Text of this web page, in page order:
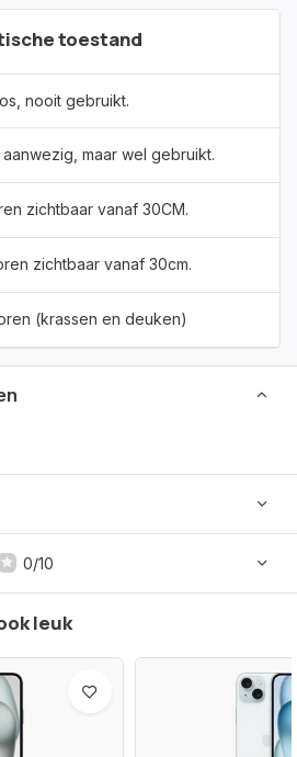
toestand
nooit gebruikt.
maar wel gebruikt.
zichtbaar vanaf 30CM.
zichtbaar vanaf 30cm.
(krassen en deuken)
0/10
leuk